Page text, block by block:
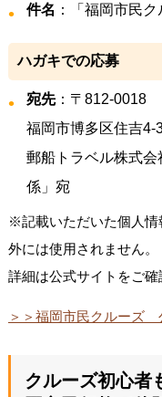
件名 ：「福岡市民
ハガキでの応募
宛先：〒812-0018
福岡市博多区住吉4-
郵船トラベル株式
係」宛
※記載いただいた個人情
外には使用されません。
詳細は公式サイトをご確
＞＞福岡市民クルーズ
クルーズ初心者